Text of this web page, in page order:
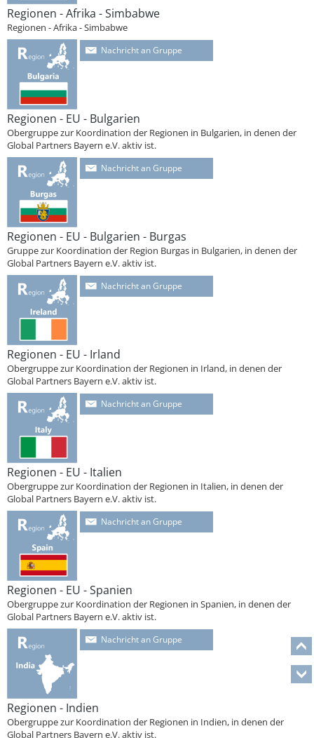
Regionen - Afrika - Simbabwe
Regionen - Afrika - Simbabwe
Nachricht an Gruppe
Regionen - EU - Bulgarien
Obergruppe zur Koordination der Regionen in Bulgarien, in denen der
Global Partners Bayern e.V. aktiv ist.
Nachricht an Gruppe
Regionen - EU - Bulgarien - Burgas
Gruppe zur Koordination der Region Burgas in Bulgarien, in denen der
Global Partners Bayern e.V. aktiv ist.
Nachricht an Gruppe
Regionen - EU - Irland
Obergruppe zur Koordination der Regionen in Irland, in denen der
Global Partners Bayern e.V. aktiv ist.
Nachricht an Gruppe
Regionen - EU - Italien
Obergruppe zur Koordination der Regionen in Italien, in denen der
Global Partners Bayern e.V. aktiv ist.
Nachricht an Gruppe
Regionen - EU - Spanien
Obergruppe zur Koordination der Regionen in Spanien, in denen der
Global Partners Bayern e.V. aktiv ist.
Nachricht an Gruppe
Regionen - Indien
Obergruppe zur Koordination der Regionen in Indien, in denen der
Global Partners Bayern e.V. aktiv ist.